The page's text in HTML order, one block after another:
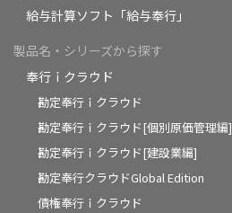
給与計算ソフト「給与奉行」
製品名・シリーズから探す
奉行ｉクラウド
勘定奉行ｉクラウド
勘定奉行ｉクラウド[個別原価管理編]
勘定奉行ｉクラウド[建設業編]
勘定奉行クラウドGlobal Edition
債権奉行ｉクラウド